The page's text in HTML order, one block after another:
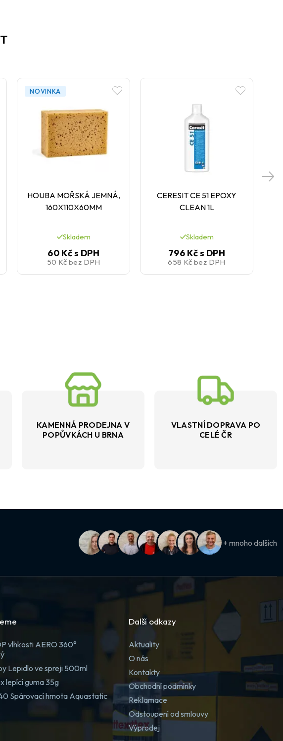
NOVINKA
HOUBA MOŘSKÁ JEMNÁ,
160X110X60MM
Skladem
60 Kčs DPH
50 Kčbez DPH
CERESIT CE 51 EPOXY
CLEAN 1L
Skladem
796 Kčs DPH
658 Kčbez DPH
KAMENNÁ PRODEJNA V
POPŮVKÁCH U BRNA
VLASTNÍ DOPRAVA PO
CELÉ ČR
+ mnoho dalších
vlhkosti AERO 360°
Lepidlo ve spreji 500ml
lepící guma 35g
Spárovací hmota Aquastatic
Další odkazy
Aktuality
O nás
Kontakty
Obchodní podmínky
Reklamace
Odstoupení od smlouvy
Výprodej